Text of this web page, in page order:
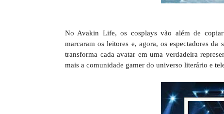
No Avakin Life, os cosplays vão além de
marcaram os leitores e, agora, os espectadores da
transforma cada avatar em uma verdadeira
mais a comunidade gamer do universo literário e